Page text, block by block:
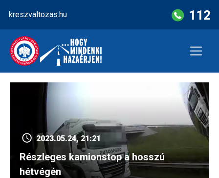
content
kreszvaltozas.hu 112
2023.05.24, 21:21
Részleges kamionstop a hosszú
hétvégén